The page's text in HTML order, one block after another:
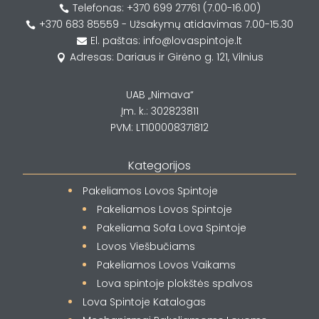
 Telefonas: +370 699 27761 (7.00-16.00)
 +370 683 85559 - Užsakymų atidavimas 7.00-15.30
 El. paštas: info@lovaspintoje.lt
 Adresas: Dariaus ir Girėno g. 121, Vilnius
UAB „Nimava“
Įm. k.: 302823811
PVM: LT100008371812
Kategorijos
Pakeliamos Lovos Spintoje
Pakeliamos Lovos Spintoje
Pakeliama Sofa Lova Spintoje
Lovos Viešbučiams
Pakeliamos Lovos Vaikams
Lova spintoje plokštės spalvos
Lova Spintoje Katalogas